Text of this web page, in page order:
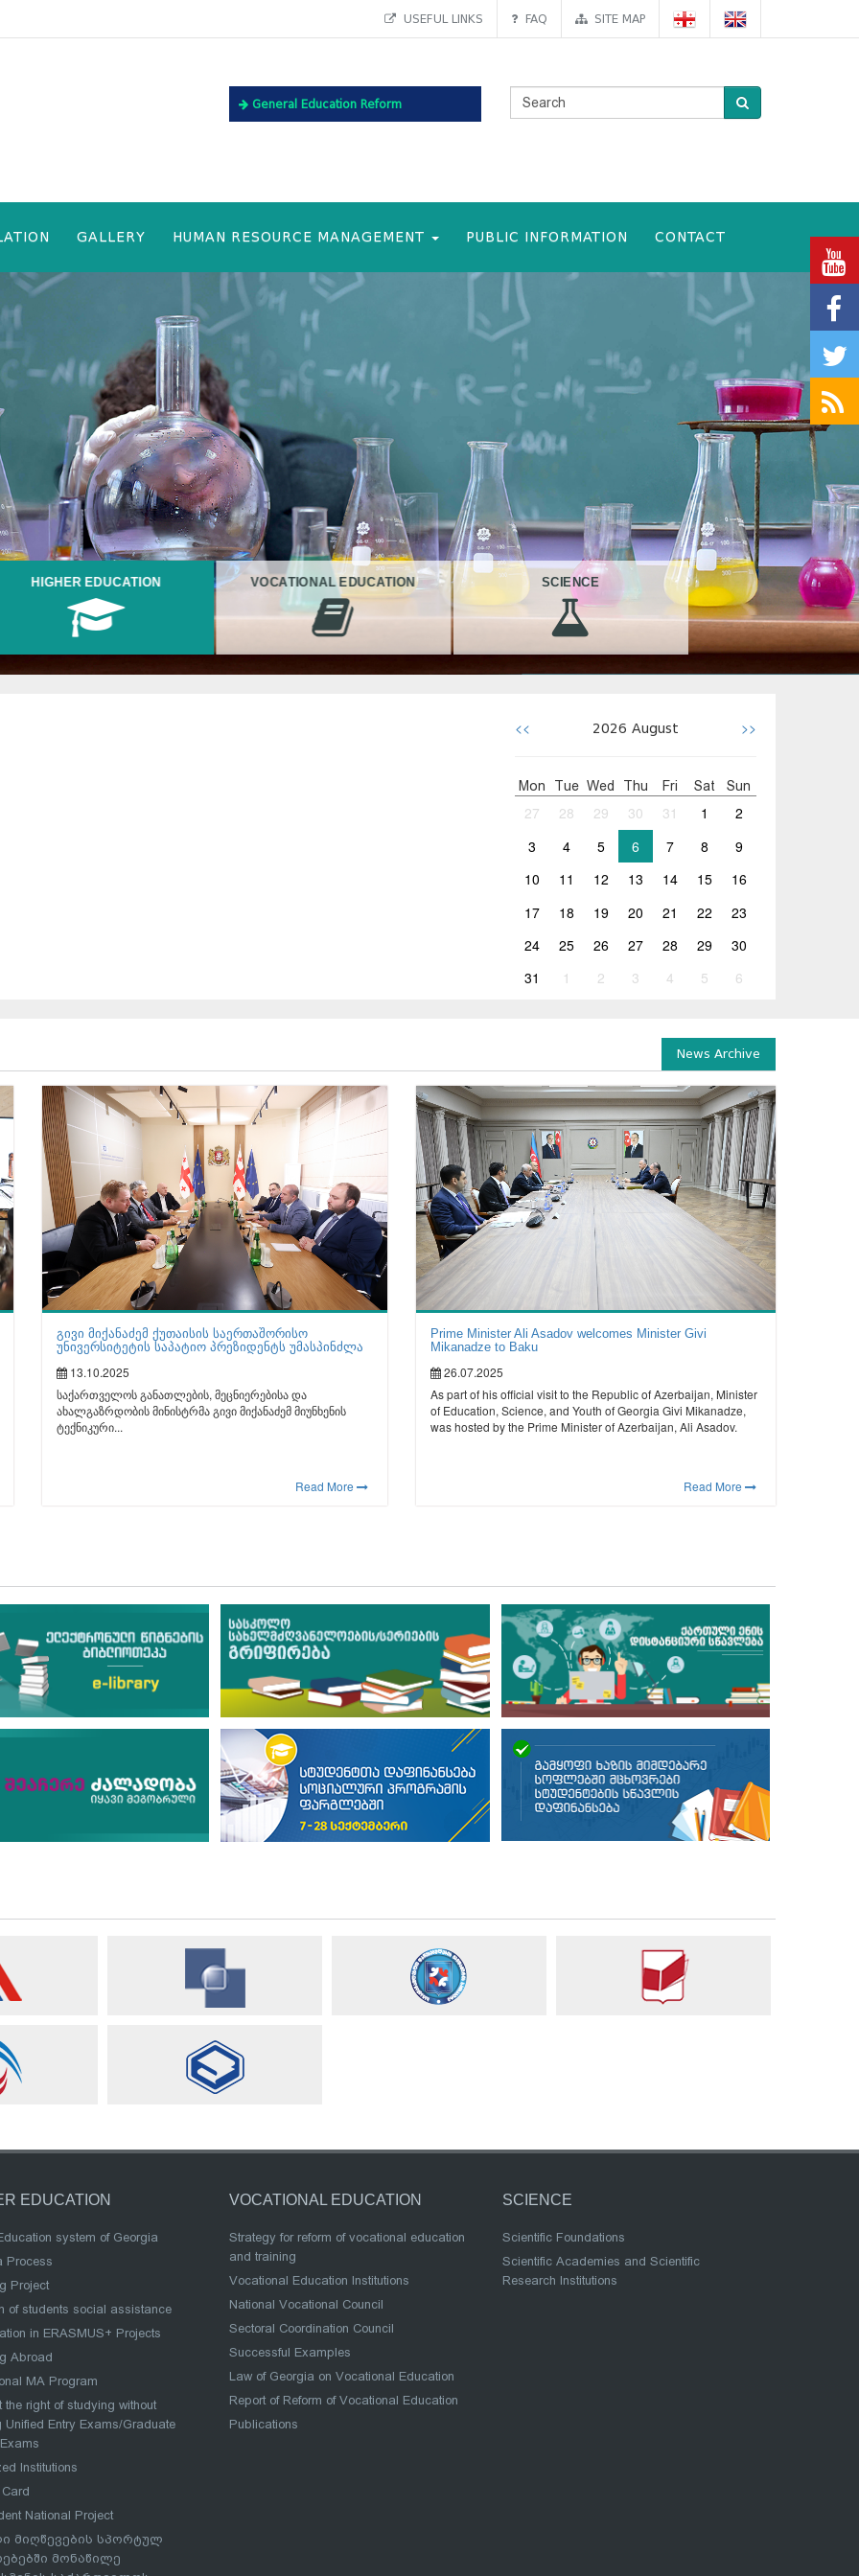
USEFUL LINKS FAQ SITE MAP
General Education Reform
GALLERY HUMAN RESOURCE MANAGEMENT PUBLIC INFORMATION CONTACT
HIGHER EDUCATION VOCATIONAL EDUCATION SCIENCE
<< 2026 August >>
Mon Tue Wed Thu Fri Sat Sun
27 28 29 30 31 1
2
3
4 5 6 7 8
9
10
11 12 13 14 15
16
17
18 19 20 21 22
23
24
25 26 27 28 29
30
31
1 2 3 4 5 6
News Archive
გივი მიქანაძემ ქუთაისის საერთაშორისო
უნივერსიტეტის საპატიო პრეზიდენტს უმასპინძლა
13.10.2025
საქართველოს განათლების, მეცნიერებისა და
ახალგაზრდობის მინისტრმა გივი მიქანაძემ მიუნხენის
ტექნიკური...
Read More
Prime Minister Ali Asadov welcomes Minister Givi
Mikanadze to Baku
26.07.2025
As part of his official visit to the Republic of Azerbaijan, Minister
of Education, Science, and Youth of Georgia Givi Mikanadze,
was hosted by the Prime Minister of Azerbaijan, Ali Asadov.
Read More
EDUCATION
system of Georgia
Process
Project
of students social assistance
in ERASMUS+ Projects
Abroad
MA Program
the right of studying without
Unified Entry Exams/Graduate
Institutions
National Project
მიღწევების სპორტულ
მონაწილე
VOCATIONAL EDUCATION
Strategy for reform of vocational education
and training
Vocational Education Institutions
National Vocational Council
Sectoral Coordination Council
Successful Examples
Law of Georgia on Vocational Education
Report of Reform of Vocational Education
Publications
SCIENCE
Scientific Foundations
Scientific Academies and Scientific
Research Institutions